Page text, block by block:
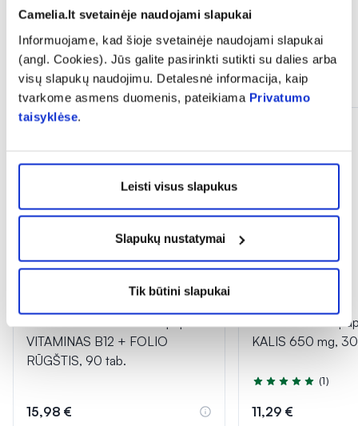
Camelia.lt svetainėje naudojami slapukai
Informuojame, kad šioje svetainėje naudojami slapukai
(angl. Cookies). Jūs galite pasirinkti sutikti su dalies arba
visų slapukų naudojimu. Detalesnė informacija, kaip
tvarkome asmens duomenis, pateikiama Privatumo
taisyklėse.
Leisti visus slapukus
Slapukų nustatymai
Tik būtini slapukai
Panašios prekės
VITAMINAS B12 + FOLIO
RŪGŠTIS, 90 tab.
15,98 €
VIVAVIT maisto
KALIS 650 mg,
Įvertinimas 5.0 iš 5
(1)
11,29 €